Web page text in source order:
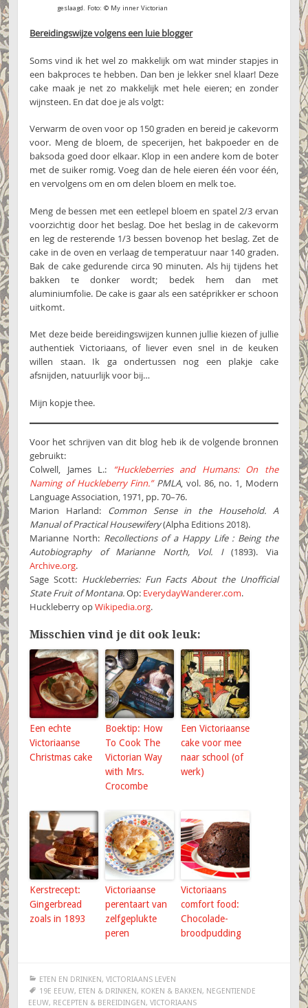
geslaagd. Foto: © My inner Victorian
Bereidingswijze volgens een luie blogger
Soms vind ik het wel zo makkelijk om wat minder stapjes in
een bakproces te hebben. Dan ben je lekker snel klaar! Deze
cake maak je net zo makkelijk met hele eieren; en zonder
wijnsteen. En dat doe je als volgt:
Verwarm de oven voor op 150 graden en bereid je cakevorm
voor. Meng de bloem, de specerijen, het bakpoeder en de
baksoda goed door elkaar. Klop in een andere kom de boter
met de suiker romig. Voeg dan de hele eieren één voor één,
en vervolgens om en om delen bloem en melk toe.
Meng de bessen met een eetlepel bloem en spatel 2/3 ervan
voorzichtig door het beslag. Doe het beslag in de cakevorm
en leg de resterende 1/3 bessen bovenop het beslag. Zet de
cake in de oven en verlaag de temperatuur naar 140 graden.
Bak de cake gedurende circa 90 minuten. Als hij tijdens het
bakken te donker wordt; bedek hem dan met
aluminiumfolie. De cake is gaar als een satéprikker er schoon
uitkomt.
Met deze beide bereidingswijzen kunnen jullie kiezen of jullie
authentiek Victoriaans, of liever even snel in de keuken
willen staan. Ik ga ondertussen nog een plakje cake
afsnijden, natuurlijk voor bij…
Mijn kopje thee.
Voor het schrijven van dit blog heb ik de volgende bronnen
gebruikt:
Colwell, James L.: “Huckleberries and Humans: On the
Naming of Huckleberry Finn.” PMLA, vol. 86, no. 1, Modern
Language Association, 1971, pp. 70–76.
Marion Harland: Common Sense in the Household. A
Manual of Practical Housewifery(Alpha Editions 2018).
Marianne North: Recollections of a Happy Life : Being the
Autobiography of Marianne North, Vol. I(1893). Via
Archive.org.
Sage Scott: Huckleberries: Fun Facts About the Unofficial
State Fruit of Montana.Op: EverydayWanderer.com.
Huckleberry opWikipedia.org.
Misschien vind je dit ook leuk:
Een echte
Victoriaanse
Christmas cake
Boektip: How
To Cook The
Victorian Way
with Mrs.
Crocombe
Een Victoriaanse
cake voor mee
naar school (of
werk)
Kerstrecept:
Gingerbread
zoals in 1893
Victoriaanse
perentaart van
zelfgeplukte
peren
Victoriaans
comfort food:
Chocolade-
broodpudding
ETEN EN DRINKEN, VICTORIAANS LEVEN
19E EEUW, ETEN & DRINKEN, KOKEN & BAKKEN, NEGENTIENDE
EEUW, RECEPTEN & BEREIDINGEN, VICTORIAANS